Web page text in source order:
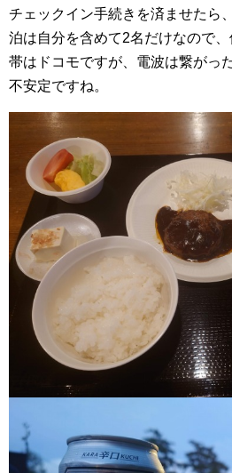
チェックイン手続きを済ませたら
泊は自分を含めて2名だけなので
帯はドコモですが、電波は繋がっ
不安定ですね。